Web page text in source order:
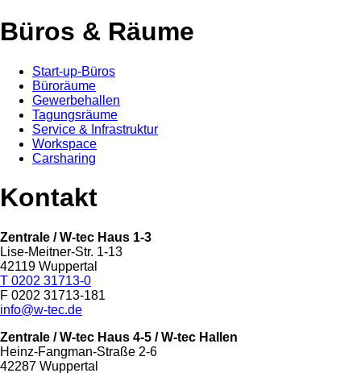
Büros & Räume
Start-up-Büros
Büroräume
Gewerbehallen
Tagungsräume
Service & Infrastruktur
Workspace
Carsharing
Kontakt
Zentrale / W-tec Haus 1-3
Lise-Meitner-Str. 1-13
42119 Wuppertal
T 0202 31713-0
F 0202 31713-181
info@w-tec.de
Zentrale / W-tec Haus 4-5 / W-tec Hallen
Heinz-Fangman-Straße 2-6
42287 Wuppertal